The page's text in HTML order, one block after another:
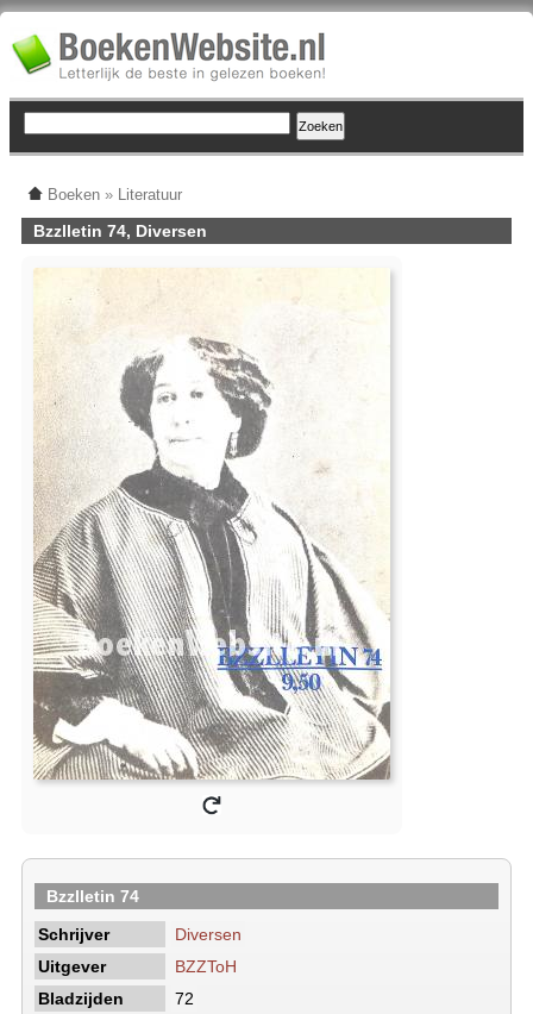
Boeken » Literatuur
Bzzlletin 74, Diversen
Bzzlletin 74
Schrijver
Diversen
Uitgever
BZZToH
Bladzijden
72